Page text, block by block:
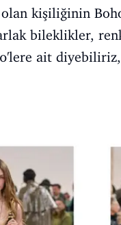
olan kişiliğinin
bileklikler,
ait